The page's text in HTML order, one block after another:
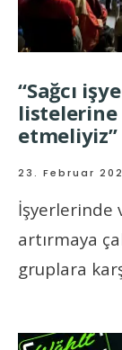
“Sağcı
listelerine
etmeliyiz”
23. Februar
İşyerlerinde
artırmaya
gruplara